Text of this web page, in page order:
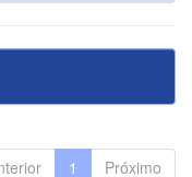
1 Próximo